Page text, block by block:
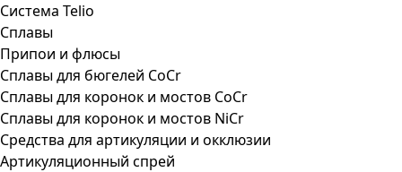
Система Telio
Сплавы
Припои и флюсы
Сплавы для бюгелей CoCr
Сплавы для коронок и мостов CoCr
Сплавы для коронок и мостов NiCr
Средства для артикуляции и окклюзии
Артикуляционный спрей